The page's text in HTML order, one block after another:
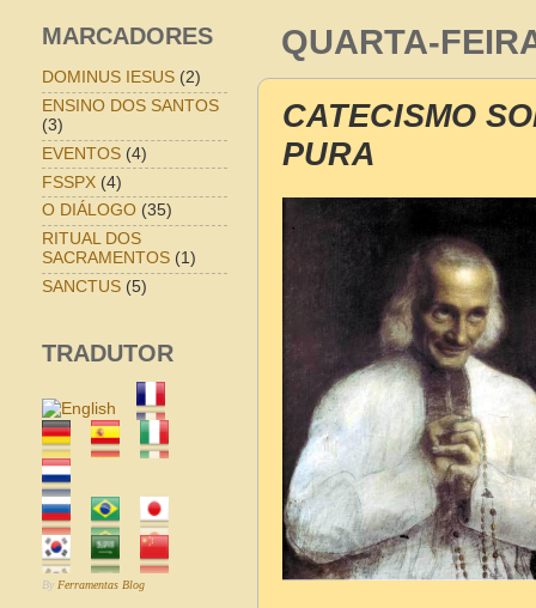
QUARTA-
CATECISMO
PURA
MARCADORES
DOMINUS IESUS (2)
ENSINO DOS SANTOS
(3)
EVENTOS (4)
FSSPX (4)
O DIÁLOGO (35)
RITUAL DOS
SACRAMENTOS (1)
SANCTUS (5)
TRADUTOR
By Ferramentas Blog